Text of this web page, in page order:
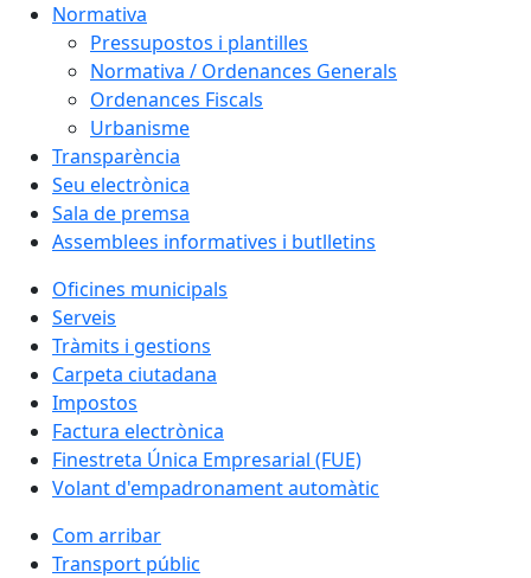
Normativa
Pressupostos i plantilles
Normativa / Ordenances Generals
Ordenances Fiscals
Urbanisme
Transparència
Seu electrònica
Sala de premsa
Assemblees informatives i butlletins
Oficines municipals
Serveis
Tràmits i gestions
Carpeta ciutadana
Impostos
Factura electrònica
Finestreta Única Empresarial (FUE)
Volant d'empadronament automàtic
Com arribar
Transport públic